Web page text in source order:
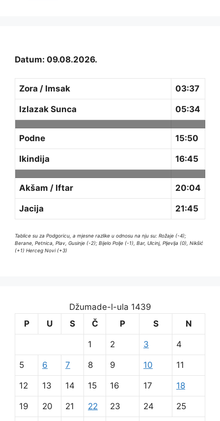
Datum: 09.08.2026.
Zora / Imsak 03:37
Izlazak Sunca 05:34
Podne 15:50
Ikindija 16:45
Akšam / Iftar 20:04
Jacija 21:45
Tablice su za Podgoricu, a mjesne razlike u odnosu na nju su: Rožaje (-4);
Berane, Petnica, Plav, Gusinje (-2); Bijelo Polje (-1), Bar, Ulcinj, Pljevlja (0), Nikšić
(+1) Herceg Novi (+3)
Džumade-l-ula 1439
P
U S Č P S N
1 2 3 4
5 6 7 8 9 10 11
12 13 14 15 16 17 18
19 20 21 22 23 24 25